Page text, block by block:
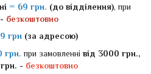
= 69 грн. (до відділення), при
безкоштовно
грн (за адресою)
грн. при замовленні від 3000 грн.,
- безкоштовно